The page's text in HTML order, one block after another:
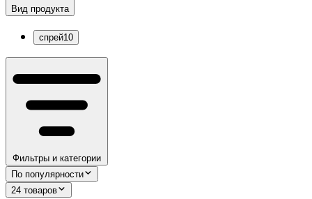
Вид продукта
спрей10
Фильтры и категории
По популярности
24 товаров